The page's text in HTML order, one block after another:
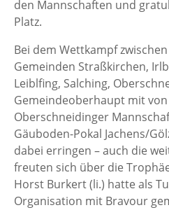
den Mannschaften und
Platz.
Bei dem Wettkampf
Gemeinden Straßkirchen,
Leiblfing, Salching,
Gemeindeoberhaupt mit
Oberschneidinger
Gäuboden-Pokal Jachens/
dabei erringen – auch die
freuten sich über die
Horst Burkert (li.) hatte als
Organisation mit Bravour